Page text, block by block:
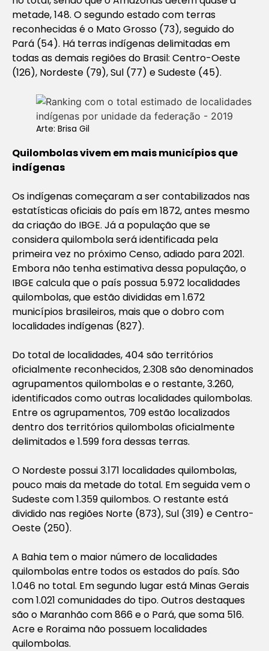
metade, 148. O segundo estado com terras
reconhecidas é o Mato Grosso (73), seguido do
Pará (54). Há terras indígenas delimitadas em
todas as demais regiões do Brasil: Centro-Oeste
(126), Nordeste (79), Sul (77) e Sudeste (45).
Arte: Brisa Gil
Quilombolas vivem em mais municípios que
indígenas
Os indígenas começaram a ser contabilizados nas
estatísticas oficiais do país em 1872, antes mesmo
da criação do IBGE. Já a população que se
considera quilombola será identificada pela
primeira vez no próximo Censo, adiado para 2021.
Embora não tenha estimativa dessa população, o
IBGE calcula que o país possua 5.972 localidades
quilombolas, que estão divididas em 1.672
municípios brasileiros, mais que o dobro com
localidades indígenas (827).
Do total de localidades, 404 são territórios
oficialmente reconhecidos, 2.308 são denominados
agrupamentos quilombolas e o restante, 3.260,
identificados como outras localidades quilombolas.
Entre os agrupamentos, 709 estão localizados
dentro dos territórios quilombolas oficialmente
delimitados e 1.599 fora dessas terras.
O Nordeste possui 3.171 localidades quilombolas,
pouco mais da metade do total. Em seguida vem o
Sudeste com 1.359 quilombos. O restante está
dividido nas regiões Norte (873), Sul (319) e Centro-
Oeste (250).
A Bahia tem o maior número de localidades
quilombolas entre todos os estados do país. São
1.046 no total. Em segundo lugar está Minas Gerais
com 1.021 comunidades do tipo. Outros destaques
são o Maranhão com 866 e o Pará, que soma 516.
Acre e Roraima não possuem localidades
quilombolas.